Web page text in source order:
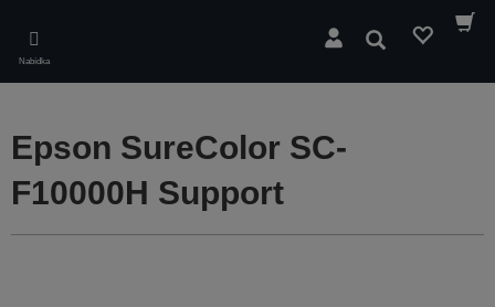
main
content
Nabídka
Hledat
Epson SureColor SC-
F10000H Support